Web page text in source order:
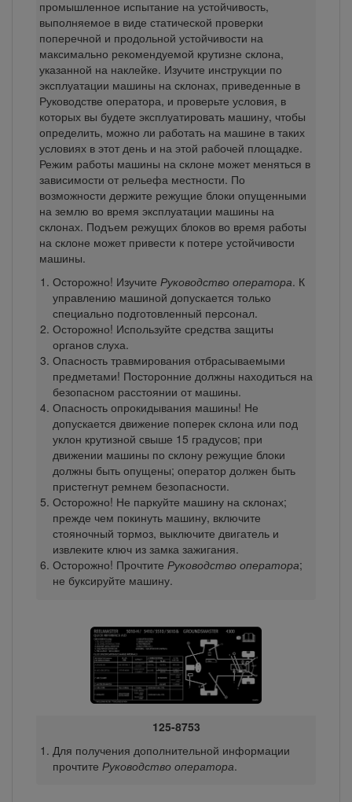
промышленное испытание на устойчивость,
выполняемое в виде статической проверки
поперечной и продольной устойчивости на
максимально рекомендуемой крутизне склона,
указанной на наклейке. Изучите инструкции по
эксплуатации машины на склонах, приведенные в
Руководстве оператора, и проверьте условия, в
которых вы будете эксплуатировать машину, чтобы
определить, можно ли работать на машине в таких
условиях в этот день и на этой рабочей площадке.
Режим работы машины на склоне может меняться в
зависимости от рельефа местности. По
возможности держите режущие блоки опущенными
на землю во время эксплуатации машины на
склонах. Подъем режущих блоков во время работы
на склоне может привести к потере устойчивости
машины.
Осторожно! Изучите Руководство оператора. К
управлению машиной допускается только
специально подготовленный персонал.
Осторожно! Используйте средства защиты
органов слуха.
Опасность травмирования отбрасываемыми
предметами! Посторонние должны находиться на
безопасном расстоянии от машины.
Опасность опрокидывания машины! Не
допускается движение поперек склона или под
уклон крутизной свыше 15 градусов; при
движении машины по склону режущие блоки
должны быть опущены; оператор должен быть
пристегнут ремнем безопасности.
Осторожно! Не паркуйте машину на склонах;
прежде чем покинуть машину, включите
стояночный тормоз, выключите двигатель и
извлеките ключ из замка зажигания.
Осторожно! Прочтите Руководство оператора;
не буксируйте машину.
125-8753
Для получения дополнительной информации
прочтите Руководство оператора.